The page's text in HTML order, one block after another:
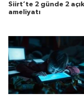
Siirt’te 2 günde 2
ameliyatı